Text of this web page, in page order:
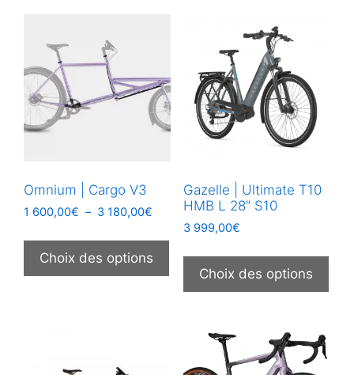
Omnium | Cargo V3
1 600,00€ – 3 180,00€
prix :
1
600,00€
Choix des options
Ce
produit
a
plusieurs
Gazelle | Ultimate T10
HMB L 28″ S10
3 999,00€
Choix des options
a